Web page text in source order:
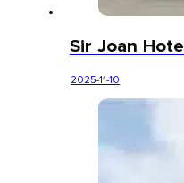
Sir Joan Hotel
2025-11-10